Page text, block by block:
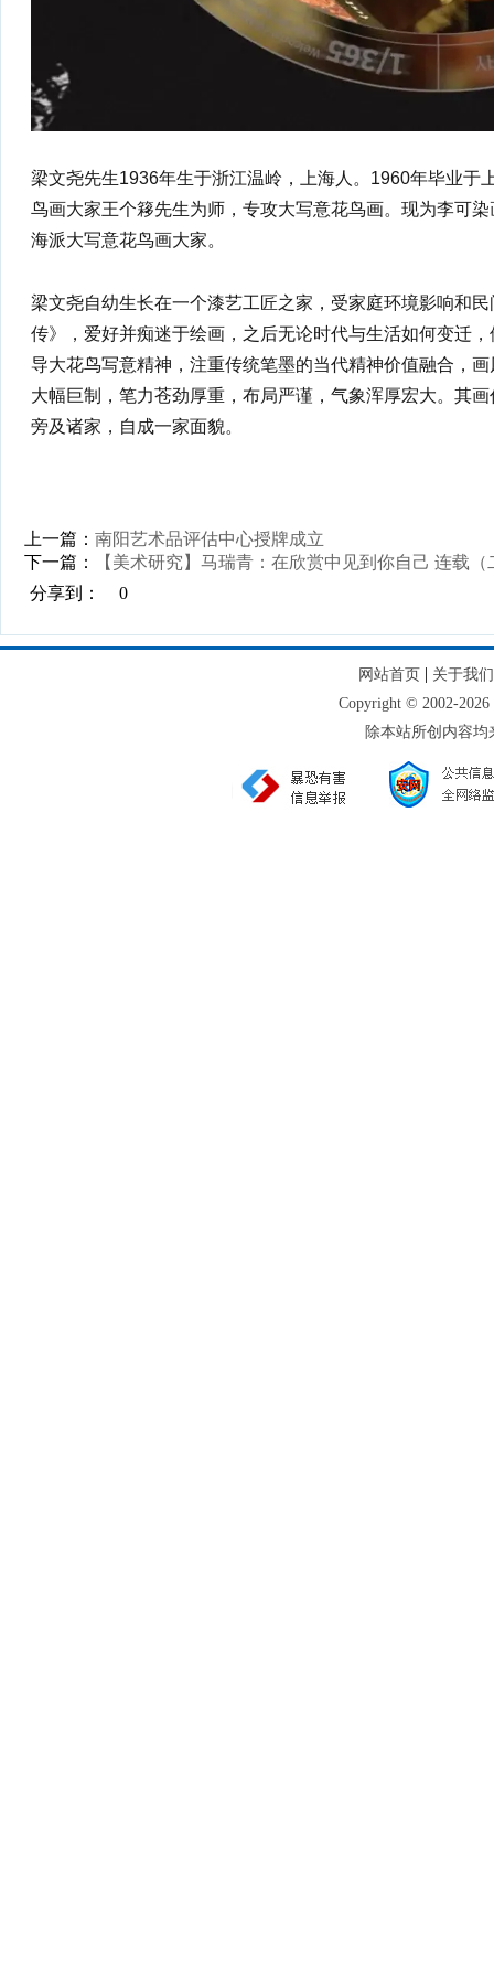
梁文尧先生1936年生于浙江温岭，上海人。1960年毕业于
鸟画大家王个簃先生为师，专攻大写意花鸟画。现为李可
海派大写意花鸟画大家。
梁文尧自幼生长在一个漆艺工匠之家，受家庭环境影响和
传》，爱好并痴迷于绘画，之后无论时代与生活如何变迁
导大花鸟写意精神，注重传统笔墨的当代精神价值融合，
大幅巨制，笔力苍劲厚重，布局严谨，气象浑厚宏大。其
旁及诸家，自成一家面貌。
上一篇： 南阳艺术品评估中心授牌成立
下一篇：
【美术研究】马瑞青：在欣赏中见到你自己 连载
分享到：
0
网站首页| 关于我们
Copyright © 2002-
除本站所创内容